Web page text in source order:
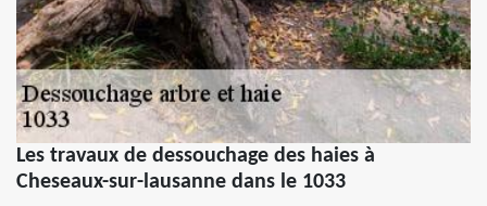
Les travaux de dessouchage des haies à
Cheseaux-sur-lausanne dans le 1033